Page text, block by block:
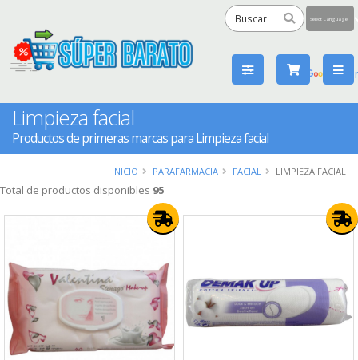
by
Limpieza facial
Productos de primeras marcas para Limpieza facial
INICIO PARAFARMACIA FACIAL LIMPIEZA FACIAL
Total de productos disponibles 95